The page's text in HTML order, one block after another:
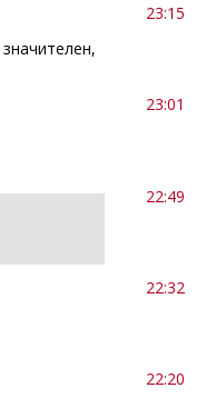
23:15
23:01
22:49
22:32
22:20